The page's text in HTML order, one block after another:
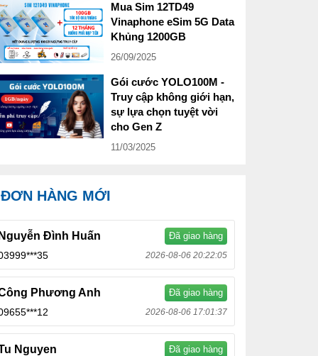
Mua Sim 12TD49
Vinaphone eSim 5G Data
Khủng 1200GB
26/09/2025
Gói cước YOLO100M -
Truy cập không giới hạn,
sự lựa chọn tuyệt vời
cho Gen Z
11/03/2025
ĐƠN HÀNG MỚI
Nguyễn Đình Huấn Đã giao hàng
2026-08-06 20:22:05
Phương Anh Đã giao hàng
2026-08-06 17:01:37
Nguyen Đã giao hàng